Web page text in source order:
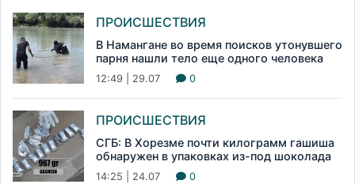
ПРОИСШЕСТВИЯ
В Намангане во время поисков утонувшего
парня нашли тело еще одного человека
12:49 | 29.07 0
ПРОИСШЕСТВИЯ
СГБ: В Хорезме почти килограмм гашиша
обнаружен в упаковках из-под шоколада
14:25 | 24.07 0